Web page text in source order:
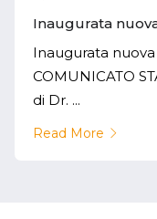
Inaugurata
Inaugurata
COMUNICATO
di Dr. ...
Read More